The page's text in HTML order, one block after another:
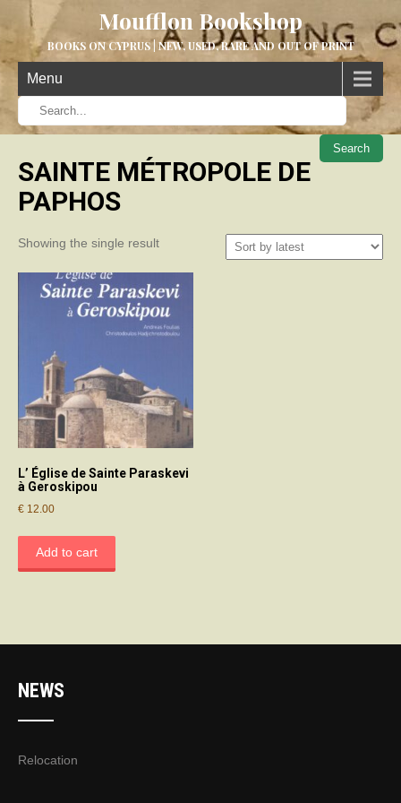
Moufflon Bookshop
BOOKS ON CYPRUS | NEW, USED, RARE AND OUT OF PRINT
Menu
When
SAINTE MÉTROPOLE DE
PAPHOS
Showing the single result
L’ Église de Sainte Paraskevi
à Geroskipou
€ 12.00
Add to cart
NEWS
Relocation